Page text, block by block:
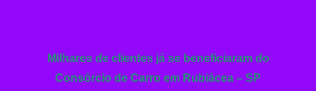
Milhares de clientes já se beneficiaram do
Consórcio de Carro em Rubiácea – SP